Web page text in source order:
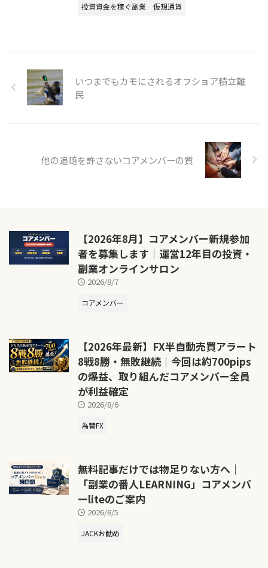
投資資金を稼ぐ副業 仮想通貨
いつまでもカモにされるオフショア積立難
民
他の追随を許さないコアメンバーの質
【2026年8月】コアメンバー新規参加
者を募集します｜運営12年目の投資・
副業オンラインサロン
2026/8/7
コアメンバー
【2026年最新】FX半自動売買アラート
8戦8勝・無敗継続｜今回は約700pips
の爆益、取り組んだコアメンバー全員
が利益確定
2026/8/6
為替FX
無料記事だけでは物足りない方へ｜
「副業の番人LEARNING」コアメンバ
ーliteのご案内
2026/8/5
JACKお勧め